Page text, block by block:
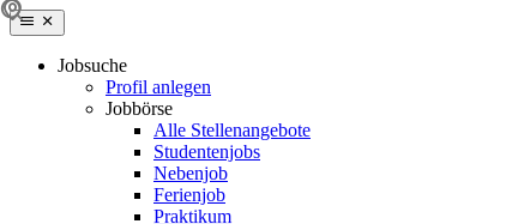
Jobsuche
Profil anlegen
Jobbörse
Alle Stellenangebote
Studentenjobs
Nebenjob
Ferienjob
Praktikum